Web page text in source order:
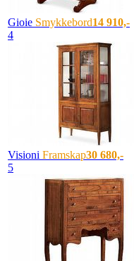
Gioie Smykkebord14 910,-
4
Visioni Framskap30 680,-
5